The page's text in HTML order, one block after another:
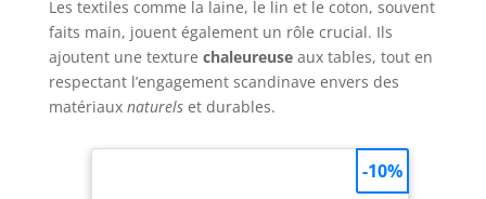
Les textiles comme la laine, le lin et le coton, souvent
faits main, jouent également un rôle crucial. Ils
ajoutent une texture chaleureuseaux tables, tout en
respectant l’engagement scandinave envers des
matériaux naturelset durables.
-10%